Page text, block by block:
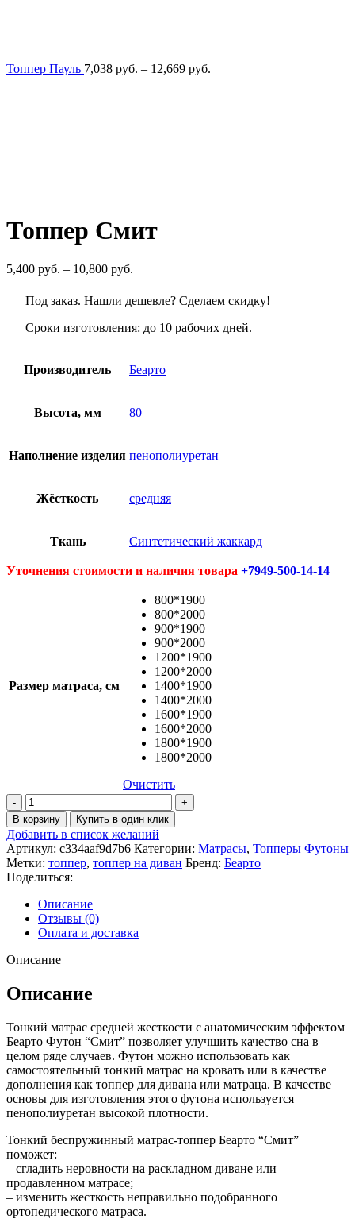
Топпер Пауль 7,038 руб. – 12,669 руб.
Топпер Смит
5,400 руб. – 10,800 руб.
5,400
–
Под заказ. Нашли дешевле? Сделаем скидку!
Сроки изготовления: до 10 рабочих дней.
Производитель Беарто
Высота, мм 80
Наполнение изделия пенополиуретан
Жёсткость средняя
Ткань Синтетический жаккард
Уточнения стоимости и наличия товара +7949-500-14-14
Размер матраса, см
800*1900
800*2000
900*1900
900*2000
1200*1900
1200*2000
1400*1900
1400*2000
1600*1900
1600*2000
1800*1900
1800*2000
Очистить
Количество
товара
Топпер
Смит
В корзину Купить в один клик
Добавить в список желаний
Артикул: c334aaf9d7b6 Категории: Матрасы, Топперы Футоны
Метки: топпер, топпер на диван Бренд: Беарто
Поделиться:
Описание
Отзывы (0)
Оплата и доставка
Описание
Описание
Тонкий матрас средней жесткости с анатомическим эффектом
Беарто Футон “Смит” позволяет улучшить качество сна в
целом ряде случаев. Футон можно использовать как
самостоятельный тонкий матрас на кровать или в качестве
дополнения как топпер для дивана или матраца. В качестве
основы для изготовления этого футона используется
пенополиуретан высокой плотности.
Тонкий беспружинный матрас-топпер Беарто “Смит”
поможет:
– сгладить неровности на раскладном диване или
продавленном матрасе;
– изменить жесткость неправильно подобранного
ортопедического матраса.